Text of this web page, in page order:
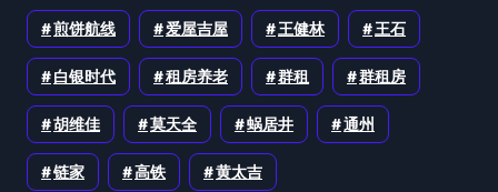
煎饼航线 爱屋吉屋 王健林 王石
白银时代 租房养老 群租 群租房
胡维佳 莫天全 蜗居井 通州
链家 高铁 黄太吉